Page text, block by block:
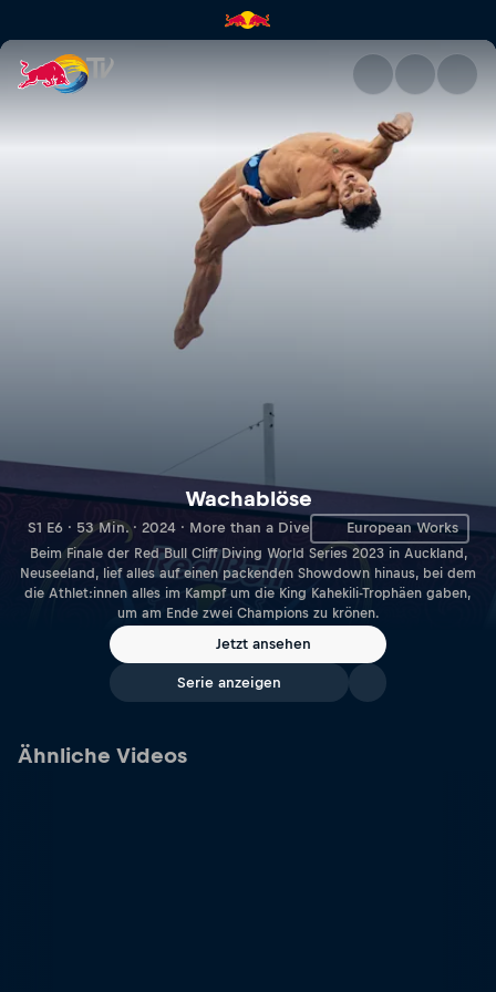
Wachablöse | Red Bull TV
Wachablöse
S1 E6 · 53 Min. · 2024 · More than a Dive European Works
Beim Finale der Red Bull Cliff Diving World Series 2023 in Auckland,
Neuseeland, lief alles auf einen packenden Showdown hinaus, bei dem
die Athlet:innen alles im Kampf um die King Kahekili-Trophäen gaben,
um am Ende zwei Champions zu krönen.
Jetzt ansehen
Serie anzeigen
Ähnliche Videos